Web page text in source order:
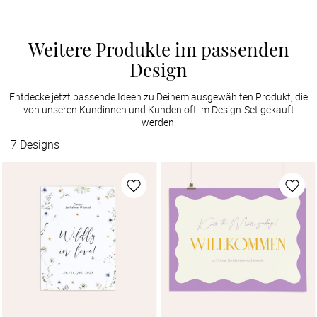
Weitere Produkte im passenden
Design
Entdecke jetzt passende Ideen zu Deinem ausgewählten Produkt, die
von unseren Kundinnen und Kunden oft im Design-Set gekauft
werden.
7 Designs